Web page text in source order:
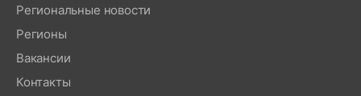
Региональные новости
Регионы
Вакансии
Контакты